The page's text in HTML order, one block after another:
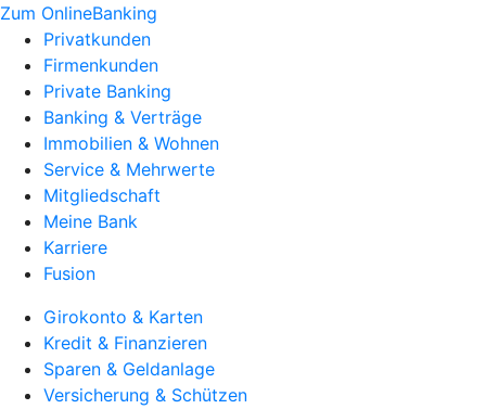
Zum OnlineBanking
Privatkunden
Firmenkunden
Private Banking
Banking & Verträge
Immobilien & Wohnen
Service & Mehrwerte
Mitgliedschaft
Meine Bank
Karriere
Fusion
Girokonto & Karten
Kredit & Finanzieren
Sparen & Geldanlage
Versicherung & Schützen